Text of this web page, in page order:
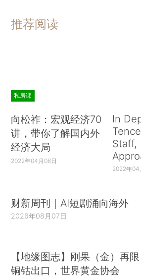
推荐阅读
私房课
向松祚：宏观经济70
讲，带你了解国内外
经济大局
2022年04月06日
In
Staff,
2022年04
财新周刊｜AI短剧涌向海外
2026年08月07日
【地缘图志】刚果（金）再限
铜钴出口，世界黄金协会